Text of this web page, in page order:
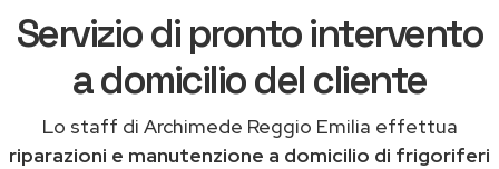
Servizio di pronto intervento
a domicilio del cliente
Lo staff di Archimede Reggio Emilia effettua
riparazioni e manutenzione a domicilio di frigoriferi